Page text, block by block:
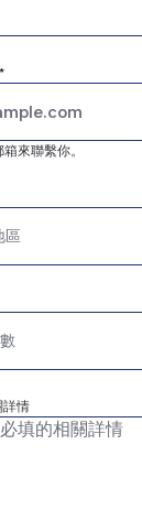
來聯繫你。
區
詳情